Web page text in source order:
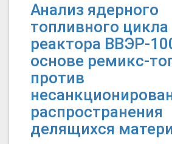
Анализ ядерного
топливного цикла
реактора ВВЭР-
основе ремикс-
против
распространения
делящихся